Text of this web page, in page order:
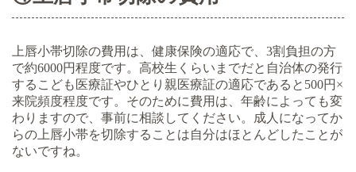
上唇小帯切除の費用は、健康保険の適応で、3割負担の方
で約6000円程度です。高校生くらいまでだと自治体の発行
するこども医療証やひとり親医療証の適応であると500円×
来院頻度程度です。そのために費用は、年齢によっても変
わりますので、事前に相談してください。成人になってか
らの上唇小帯を切除することは自分はほとんどしたことが
ないですね。